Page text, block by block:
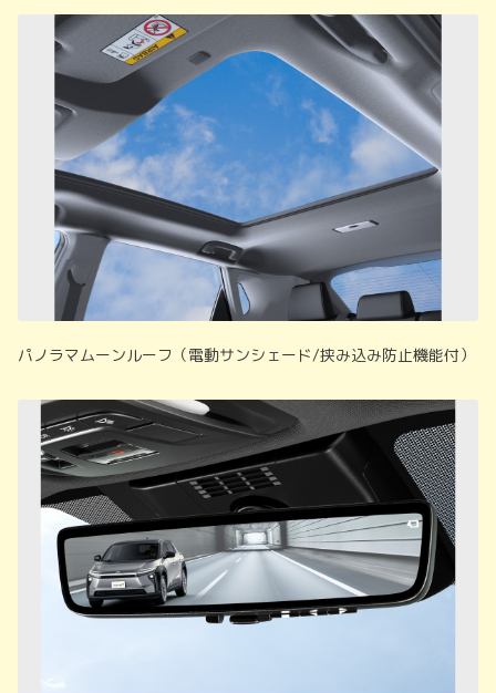
パノラマムーンルーフ（電動サンシェード/挟み込み防止機能付）